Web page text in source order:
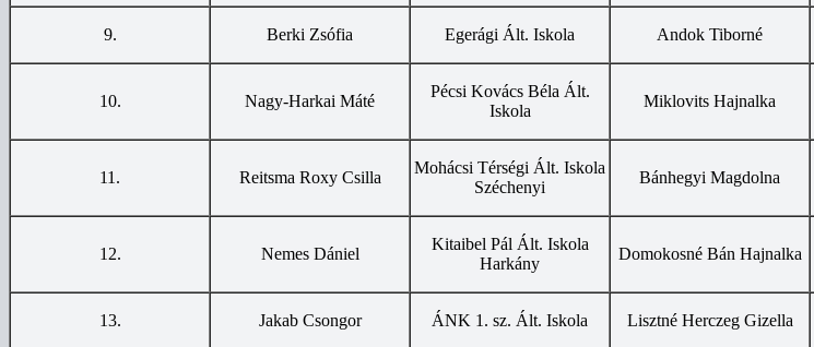
9. Berki Zsófia Egerági Ált. Iskola Andok Tiborné
10. Nagy-Harkai Máté
Pécsi Kovács Béla Ált.
Iskola
Miklovits Hajnalka
11. Reitsma Roxy Csilla
Mohácsi Térségi Ált. Iskola
Széchenyi
Bánhegyi Magdolna
12. Nemes Dániel
Kitaibel Pál Ált. Iskola
Harkány
Domokosné Bán Hajnalka
13. Jakab Csongor ÁNK 1. sz. Ált. Iskola Lisztné Herczeg Gizella